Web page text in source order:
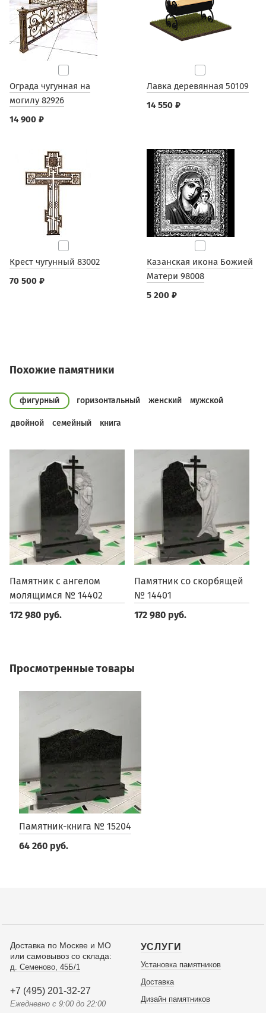
Ограда чугунная на
могилу 82926
14 900 ₽
Лавка деревянная 50109
14 550 ₽
Крест чугунный 83002
70 500 ₽
Казанская икона Божией
Матери 98008
5 200 ₽
Похожие памятники
фигурный горизонтальный женский мужской
двойной семейный книга
Памятник с ангелом
молящимся № 14402
172 980 руб.
Памятник со скорбящей
№ 14401
172 980 руб.
Просмотренные товары
Памятник-книга № 15204
64 260 руб.
Доставка по Москве и МО
или самовывоз со склада:
д. Семеново, 45Б/1
+7 (495) 201-32-27
Ежедневно с 9:00 до 22:00
УСЛУГИ
Установка памятников
Доставка
Дизайн памятников